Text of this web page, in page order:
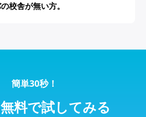
校舎が無い方。
簡単30秒！
料で試してみる